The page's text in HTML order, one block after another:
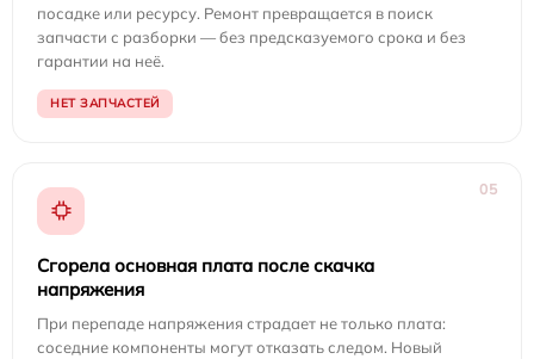
посадке или ресурсу. Ремонт превращается в поиск
запчасти с разборки — без предсказуемого срока и без
гарантии на неё.
НЕТ ЗАПЧАСТЕЙ
05
Сгорела основная плата после скачка
напряжения
При перепаде напряжения страдает не только плата:
соседние компоненты могут отказать следом. Новый